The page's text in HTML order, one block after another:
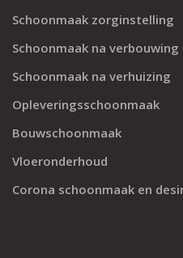
Schoonmaak zorginstelling
Schoonmaak na verbouwing
Schoonmaak na verhuizing
Opleveringsschoonmaak
Bouwschoonmaak
Vloeronderhoud
Corona schoonmaak en